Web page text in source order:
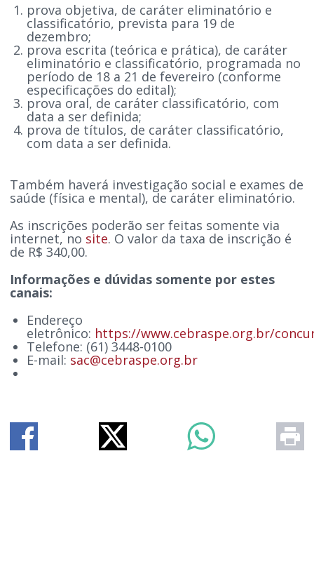
prova objetiva, de caráter eliminatório e
classificatório, prevista para 19 de
dezembro;
prova escrita (teórica e prática), de caráter
eliminatório e classificatório, programada no
período de 18 a 21 de fevereiro (conforme
especificações do edital);
prova oral, de caráter classificatório, com
data a ser definida;
prova de títulos, de caráter classificatório,
com data a ser definida.
Também haverá investigação social e exames de
saúde (física e mental), de caráter eliminatório.
As inscrições poderão ser feitas somente via
internet, no site. O valor da taxa de inscrição é
de R$ 340,00.
Informações e dúvidas somente por estes
canais:
Endereço
eletrônico: https://www.cebraspe.org.br/
Telefone: (61) 3448-0100
E-mail: sac@cebraspe.org.br